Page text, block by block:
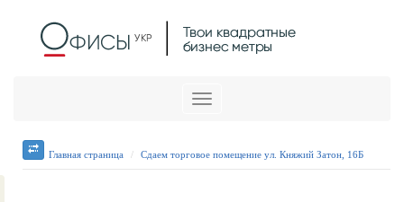
Меню
Главная страница Сдаем торговое помещение ул. Княжий Затон, 16Б